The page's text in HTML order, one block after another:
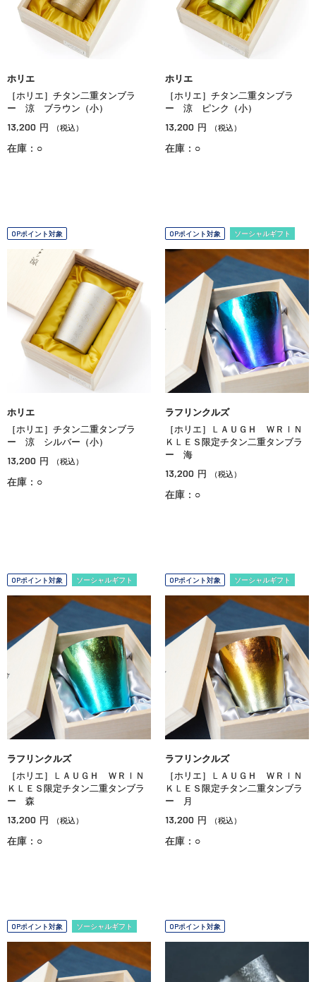
ホリエ
［ホリエ］チタン二重タンブラ
ー 涼 ブラウン（小）
13,200 円 （税込）
在庫：○
ホリエ
［ホリエ］チタン二重タンブラ
ー 涼 ピンク（小）
13,200 円 （税込）
在庫：○
OPポイント対象
ホリエ
［ホリエ］チタン二重タンブラ
ー 涼 シルバー（小）
13,200 円 （税込）
在庫：○
OPポイント対象 ソーシャルギフト
ラフリンクルズ
［ホリエ］ＬＡＵＧＨ ＷＲＩＮ
ＫＬＥＳ限定チタン二重タンブラ
ー 海
13,200 円 （税込）
在庫：○
OPポイント対象 ソーシャルギフト
ラフリンクルズ
［ホリエ］ＬＡＵＧＨ ＷＲＩＮ
ＫＬＥＳ限定チタン二重タンブラ
ー 森
13,200 円 （税込）
在庫：○
OPポイント対象 ソーシャルギフト
ラフリンクルズ
［ホリエ］ＬＡＵＧＨ ＷＲＩＮ
ＫＬＥＳ限定チタン二重タンブラ
ー 月
13,200 円 （税込）
在庫：○
OPポイント対象 ソーシャルギフト OPポイント対象